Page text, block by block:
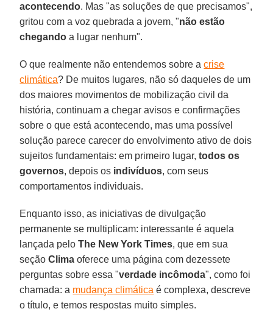
acontecendo. Mas "as soluções de que precisamos",
gritou com a voz quebrada a jovem, "não estão
chegando a lugar nenhum".
O que realmente não entendemos sobre acrise
climática? De muitos lugares, não só daqueles de um
dos maiores movimentos de mobilização civil da
história, continuam a chegar avisos e confirmações
sobre o que está acontecendo, mas uma possível
solução parece carecer do envolvimento ativo de dois
sujeitos fundamentais: em primeiro lugar,todos os
governos, depois os indivíduos, com seus
comportamentos individuais.
Enquanto isso, as iniciativas de divulgação
permanente se multiplicam: interessante é aquela
lançada peloThe New York Times, que em sua
seçãoClima oferece uma página com dezessete
perguntas sobre essa "verdade incômoda", como foi
chamada: a mudança climática é complexa, descreve
o título, e temos respostas muito simples.